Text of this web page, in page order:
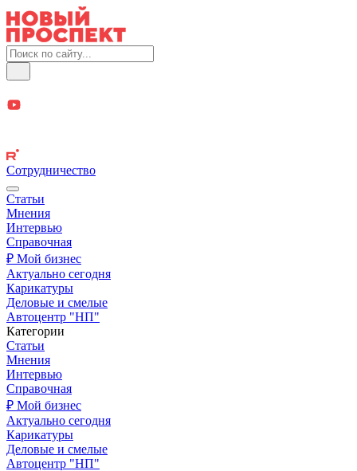
Сотрудничество
Статьи
Мнения
Интервью
Справочная
₽ Мой бизнес
Актуально сегодня
Карикатуры
Деловые и смелые
Автоцентр "НП"
Категории
Статьи
Мнения
Интервью
Справочная
₽ Мой бизнес
Актуально сегодня
Карикатуры
Деловые и смелые
Автоцентр "НП"